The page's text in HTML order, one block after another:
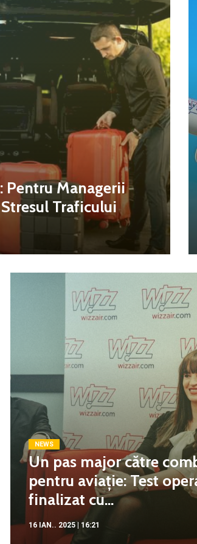
Pentru Managerii
Stresul Traficului
NEWS
Un pas major către
pentru aviație: Test
finalizat cu...
16 IAN.. 2025 | 16:21